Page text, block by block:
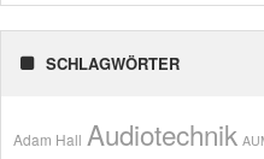
SCHLAGWÖRTER
Adam Hall Audiotechnik